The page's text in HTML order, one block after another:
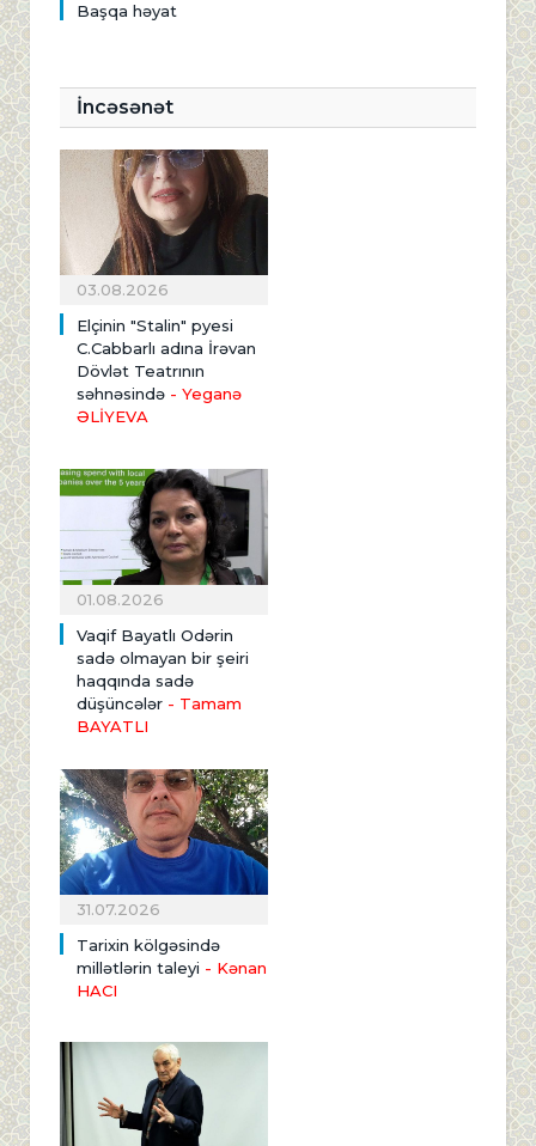
Başqa həyat
İncəsənət
03.08.2026
Elçinin "Stalin" pyesi
C.Cabbarlı adına İrəvan
Dövlət Teatrının
səhnəsində - Yeganə
ƏLİYEVA
01.08.2026
Vaqif Bayatlı Odərin
sadə olmayan bir şeiri
haqqında sadə
düşüncələr - Tamam
BAYATLI
31.07.2026
Tarixin kölgəsində
millətlərin taleyi - Kənan
HACI